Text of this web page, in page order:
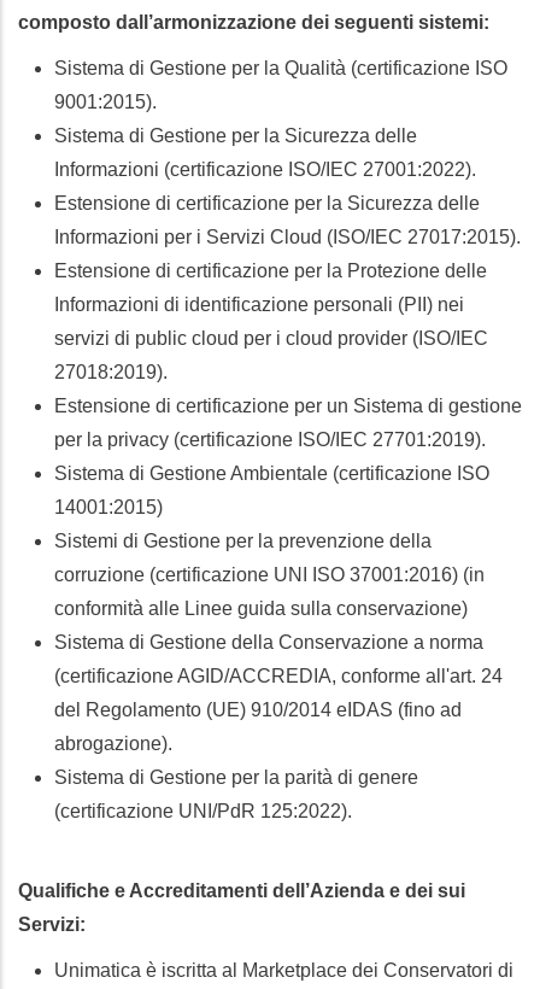
composto dall’armonizzazione dei seguenti sistemi:
Sistema di Gestione per la Qualità (certificazione ISO
9001:2015).
Sistema di Gestione per la Sicurezza delle
Informazioni (certificazione ISO/IEC 27001:2022).
Estensione di certificazione per la Sicurezza delle
Informazioni per i Servizi Cloud (ISO/IEC 27017:2015).
Estensione di certificazione per la Protezione delle
Informazioni di identificazione personali (PII) nei
servizi di public cloud per i cloud provider (ISO/IEC
27018:2019).
Estensione di certificazione per un Sistema di gestione
per la privacy (certificazione ISO/IEC 27701:2019).
Sistema di Gestione Ambientale (certificazione ISO
14001:2015)
Sistemi di Gestione per la prevenzione della
corruzione (certificazione UNI ISO 37001:2016) (in
conformità alle Linee guida sulla conservazione)
Sistema di Gestione della Conservazione a norma
(certificazione AGID/ACCREDIA, conforme all'art. 24
del Regolamento (UE) 910/2014 eIDAS (fino ad
abrogazione).
Sistema di Gestione per la parità di genere
(certificazione UNI/PdR 125:2022).
Qualifiche e Accreditamenti dell’Azienda e dei sui
Servizi:
Unimatica è iscritta al Marketplace dei Conservatori di